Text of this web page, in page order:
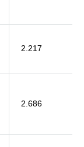
2.217
2.686